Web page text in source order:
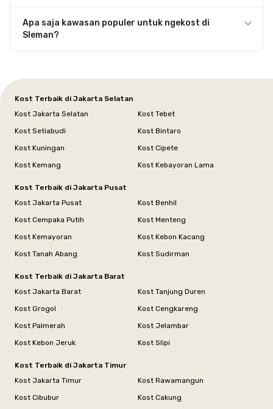
Apa saja kawasan populer untuk ngekost di
Sleman?
Kost Terbaik di Jakarta Selatan
Kost Jakarta Selatan
Kost Tebet
Kost Setiabudi
Kost Bintaro
Kost Kuningan
Kost Cipete
Kost Kemang
Kost Kebayoran Lama
Kost Terbaik di Jakarta Pusat
Kost Jakarta Pusat
Kost Benhil
Kost Cempaka Putih
Kost Menteng
Kost Kemayoran
Kost Kebon Kacang
Kost Tanah Abang
Kost Sudirman
Kost Terbaik di Jakarta Barat
Kost Jakarta Barat
Kost Tanjung Duren
Kost Grogol
Kost Cengkareng
Kost Palmerah
Kost Jelambar
Kost Kebon Jeruk
Kost Slipi
Kost Terbaik di Jakarta Timur
Kost Jakarta Timur
Kost Rawamangun
Kost Cibubur
Kost Cakung